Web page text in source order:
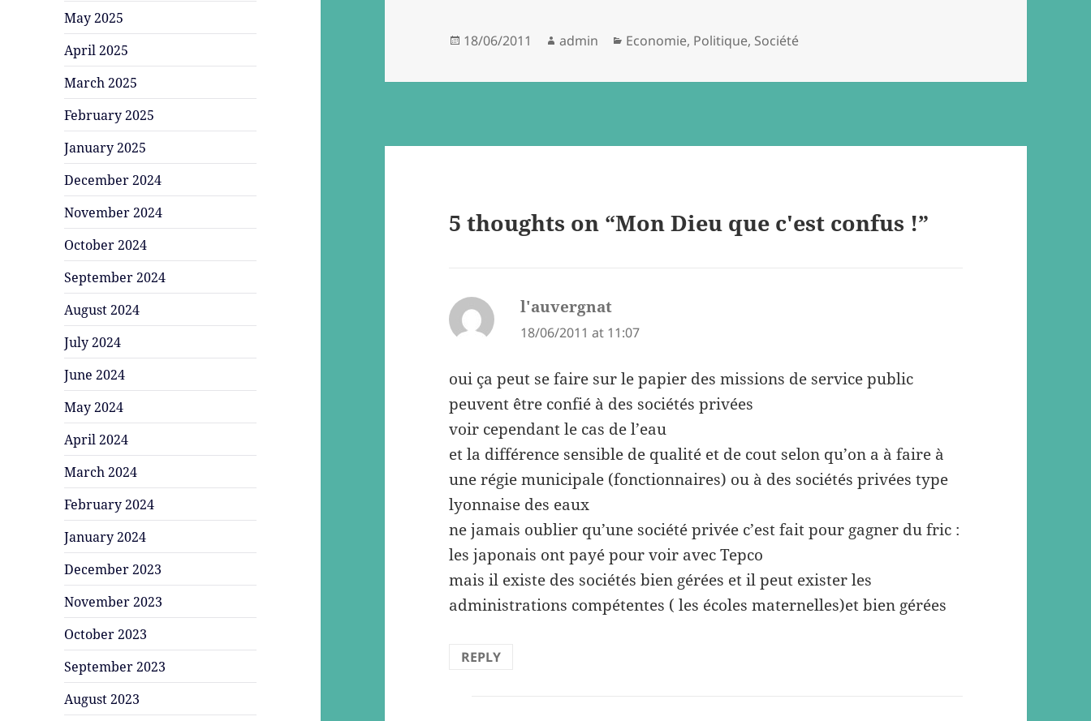
May 2025
April 2025
March 2025
February 2025
January 2025
December 2024
November 2024
October 2024
September 2024
August 2024
July 2024
June 2024
May 2024
April 2024
March 2024
February 2024
January 2024
December 2023
November 2023
October 2023
September 2023
August 2023
Posted
18/06/2011 Author
admin Categories
Economie, Politique, Société
5 thoughts on “Mon Dieu que c'est confus !”
l'auvergnat
18/06/2011 at 11:07
oui ça peut se faire sur le papier des missions de service public
peuvent être confié à des sociétés privées
voir cependant le cas de l’eau
et la différence sensible de qualité et de cout selon qu’on a à faire à
une régie municipale (fonctionnaires) ou à des sociétés privées type
lyonnaise des eaux
ne jamais oublier qu’une société privée c’est fait pour gagner du fric :
les japonais ont payé pour voir avec Tepco
mais il existe des sociétés bien gérées et il peut exister les
administrations compétentes ( les écoles maternelles)et bien gérées
REPLY